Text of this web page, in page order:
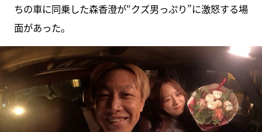
ちの車に同乗した森香澄が“クズ男っぷり”に激怒する場
面があった。